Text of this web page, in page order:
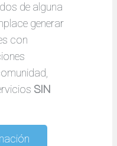
de alguna
generar
con
SIN